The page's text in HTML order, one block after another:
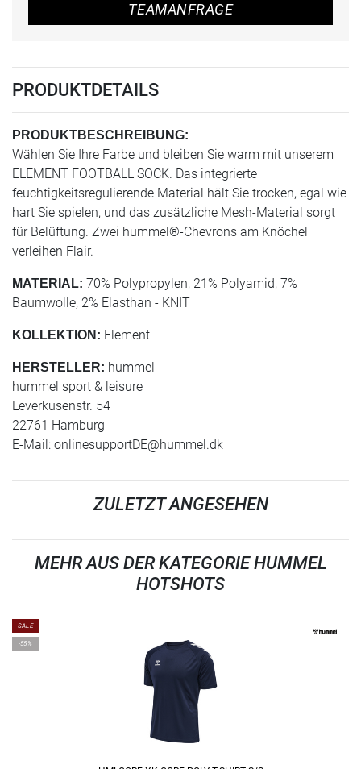
TEAMANFRAGE
PRODUKTDETAILS
PRODUKTBESCHREIBUNG:
Wählen Sie Ihre Farbe und bleiben Sie warm mit unserem
ELEMENT FOOTBALL SOCK. Das integrierte
feuchtigkeitsregulierende Material hält Sie trocken, egal wie
hart Sie spielen, und das zusätzliche Mesh-Material sorgt
für Belüftung. Zwei hummel®-Chevrons am Knöchel
verleihen Flair.
MATERIAL: 70% Polypropylen, 21% Polyamid, 7%
Baumwolle, 2% Elasthan - KNIT
KOLLEKTION: Element
HERSTELLER: hummel
hummel sport & leisure
Leverkusenstr. 54
22761 Hamburg
E-Mail: onlinesupportDE@hummel.dk
ZULETZT ANGESEHEN
MEHR AUS DER KATEGORIE HUMMEL
HOTSHOTS
SALE
-55%